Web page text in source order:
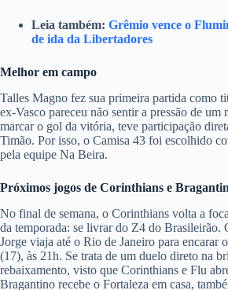
Leia também: Grêmio vence o
de ida da Libertadores
Melhor em campo
Talles Magno fez sua primeira partida como
ex-Vasco pareceu não sentir a pressão de um
marcar o gol da vitória, teve participação
Timão. Por isso, o Camisa 43 foi escolhido
pela equipe Na Beira.
Próximos jogos de Corinthians e
No final de semana, o Corinthians volta a
da temporada: se livrar do Z4 do Brasileirão.
Jorge viaja até o Rio de Janeiro para encarar
(17), às 21h. Se trata de um duelo direto na
rebaixamento, visto que Corinthians e Flu
Bragantino recebe o Fortaleza em casa,